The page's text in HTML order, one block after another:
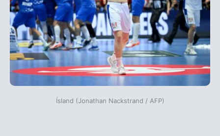
Ísland (Jonathan Nackstrand / AFP)